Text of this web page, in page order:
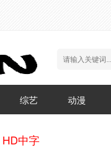
综艺 动漫
HD中字